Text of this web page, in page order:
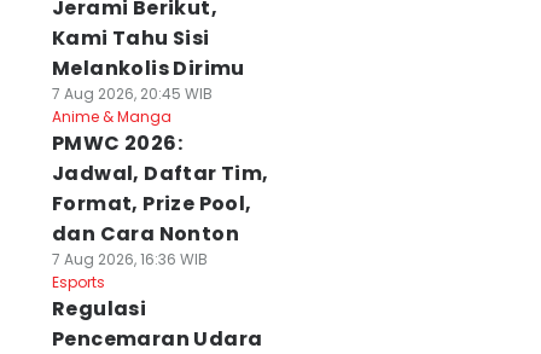
Jerami Berikut,
Kami Tahu Sisi
Melankolis Dirimu
7 Aug 2026, 20:45 WIB
Anime & Manga
PMWC 2026:
Jadwal, Daftar Tim,
Format, Prize Pool,
dan Cara Nonton
7 Aug 2026, 16:36 WIB
Esports
Regulasi
Pencemaran Udara